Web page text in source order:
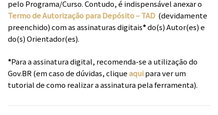
pelo Programa/Curso. Contudo, é indispensável anexar o
Termo de Autorização para Depósito – TAD (devidamente
preenchido) com as assinaturas digitais*do(s) Autor(es) e
do(s) Orientador(es).
*Para a assinatura digital, recomenda-se a utilização do
Gov.BR (em caso de dúvidas, cliqueaquipara ver um
tutorial de como realizar a assinatura pela ferramenta).